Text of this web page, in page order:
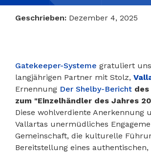
Geschrieben: Dezember 4, 2025
Gatekeeper-Systeme gratuliert
langjährigen Partner mit Stolz,
Ernennung Der Shelby-Bericht des
zum "Einzelhändler des Jahres
Diese wohlverdiente Anerkennung
Vallartas unermüdliches
Gemeinschaft, die kulturelle
Bereitstellung eines authentischen,